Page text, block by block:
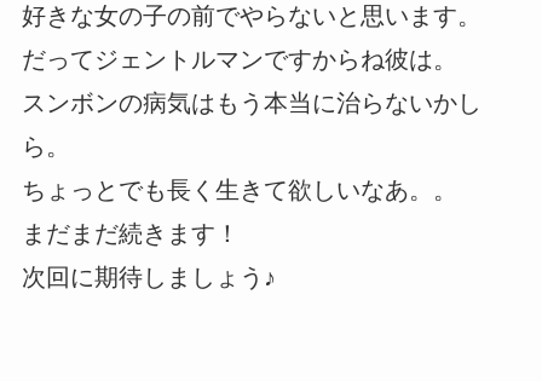
好きな女の子の前でやらないと思います。
だってジェントルマンですからね彼は。
スンボンの病気はもう本当に治らないかし
ら。
ちょっとでも長く生きて欲しいなあ。。
まだまだ続きます！
次回に期待しましょう♪